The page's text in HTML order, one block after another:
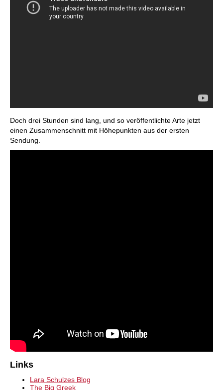
Doch drei Stunden sind lang, und so veröffentlichte Arte jetzt
einen Zusammenschnitt mit Höhepunkten aus der ersten
Sendung.
Links
Lara Schulzes Blog
The Big Greek